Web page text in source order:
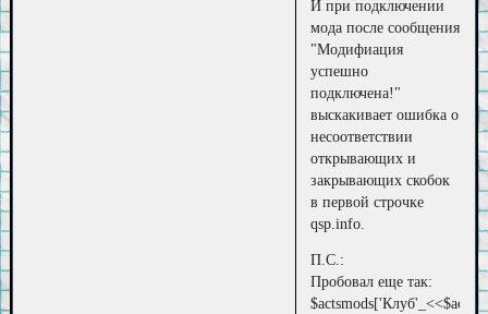
И при подключении
мода после сообщения
"Модифиация
успешно
подключена!"
выскакивает ошибка о
несоответствии
открывающих и
закрывающих скобок
в первой строчке
qsp.info.
П.С.:
Пробовал еще так: